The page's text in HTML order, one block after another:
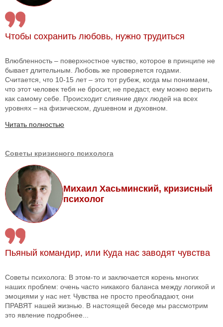
Чтобы сохранить любовь, нужно трудиться
Влюбленность – поверхностное чувство, которое в принципе не
бывает длительным. Любовь же проверяется годами.
Считается, что 10-15 лет – это тот рубеж, когда мы понимаем,
что этот человек тебя не бросит, не предаст, ему можно верить
как самому себе. Происходит слияние двух людей на всех
уровнях – на физическом, душевном и духовном.
Читать полностью
Советы кризисного психолога
Михаил Хасьминский, кризисный
психолог
Пьяный командир, или Куда нас заводят чувства
Советы психолога: В этом-то и заключается корень многих
наших проблем: очень часто никакого баланса между логикой и
эмоциями у нас нет. Чувства не просто преобладают, они
ПРАВЯТ нашей жизнью. В настоящей беседе мы рассмотрим
это явление подробнее...